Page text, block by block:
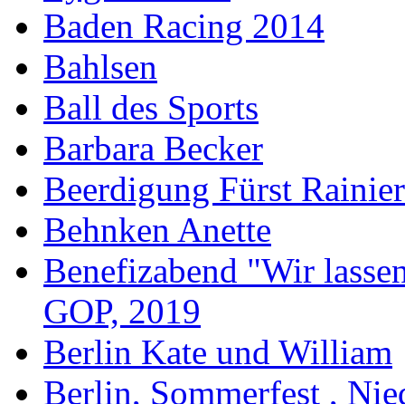
Baden Racing 2014
Bahlsen
Ball des Sports
Barbara Becker
Beerdigung Fürst Rainier
Behnken Anette
Benefizabend "Wir
GOP, 2019
Berlin Kate und William
Berlin, Sommerfest ,